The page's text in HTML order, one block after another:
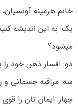
خانم هرمینه آونسیان،
یک: به این اندیشه
میشود؟
دو: افسار ذهن خود
سه: مراقبه جسمانی و
چهار: ایمان تان را قوی